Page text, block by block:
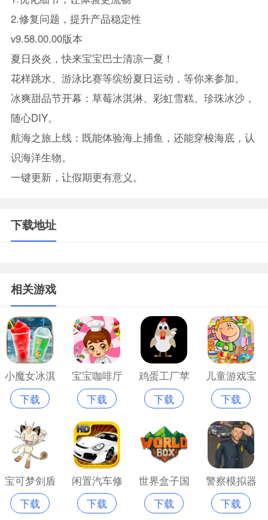
2.修复问题，提升产品稳定性
v9.58.00.00版本
夏日炎炎，快来宝宝巴士清凉一夏！
花样跳水、游泳比赛等缤纷夏日运动，等你来参加。
冰爽甜品节开幕：草莓冰淇淋、彩虹雪糕、珍珠冰沙，
随心DIY。
航海之旅上线：既能体验海上捕鱼，还能穿梭海底，认
识海洋生物。
一键更新，让假期更有意义。
下载地址
相关游戏
小魔女冰淇
淋店游戏苹
果版
下载
宝宝咖啡厅
游戏苹果手
机版
下载
鸡蛋工厂苹
果版
下载
儿童游戏宝
宝玩具苹果
手机版
下载
宝可梦剑盾
手游ios版
下载
闲置汽车修
理厂苹果最
下载
世界盒子国
服苹果版
下载
警察模拟器
游戏苹果手
下载